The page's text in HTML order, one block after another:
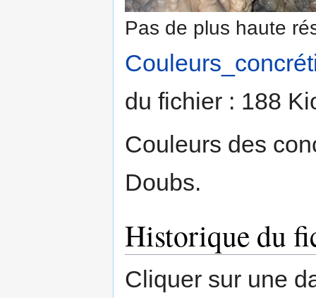
Pas de plus haute
du fichier : 188
Couleurs des
Doubs.
Historique du
Cliquer sur une